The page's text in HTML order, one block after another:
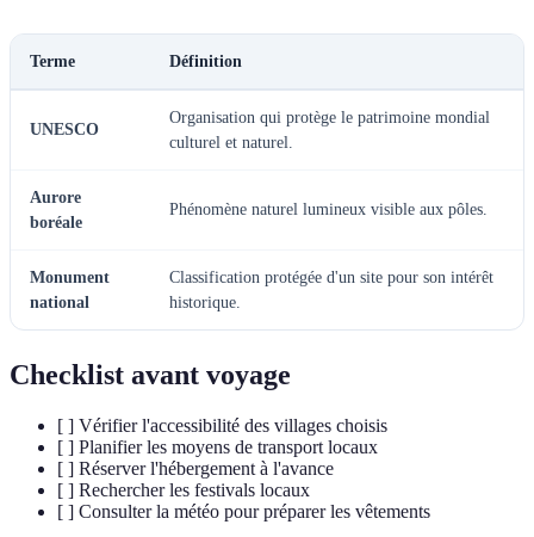
Terme Définition
UNESCO
Organisation qui protège le patrimoine mondial
culturel et naturel.
Aurore
boréale
Phénomène naturel lumineux visible aux pôles.
Monument
national
Classification protégée d'un site pour son intérêt
historique.
Checklist avant voyage
[ ] Vérifier l'accessibilité des villages choisis
[ ] Planifier les moyens de transport locaux
[ ] Réserver l'hébergement à l'avance
[ ] Rechercher les festivals locaux
[ ] Consulter la météo pour préparer les vêtements